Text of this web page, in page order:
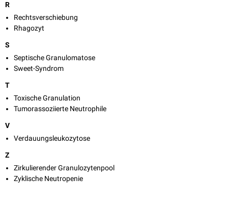
R
Rechtsverschiebung
Rhagozyt
S
Septische Granulomatose
Sweet-Syndrom
T
Toxische Granulation
Tumorassoziierte Neutrophile
V
Verdauungsleukozytose
Z
Zirkulierender Granulozytenpool
Zyklische Neutropenie